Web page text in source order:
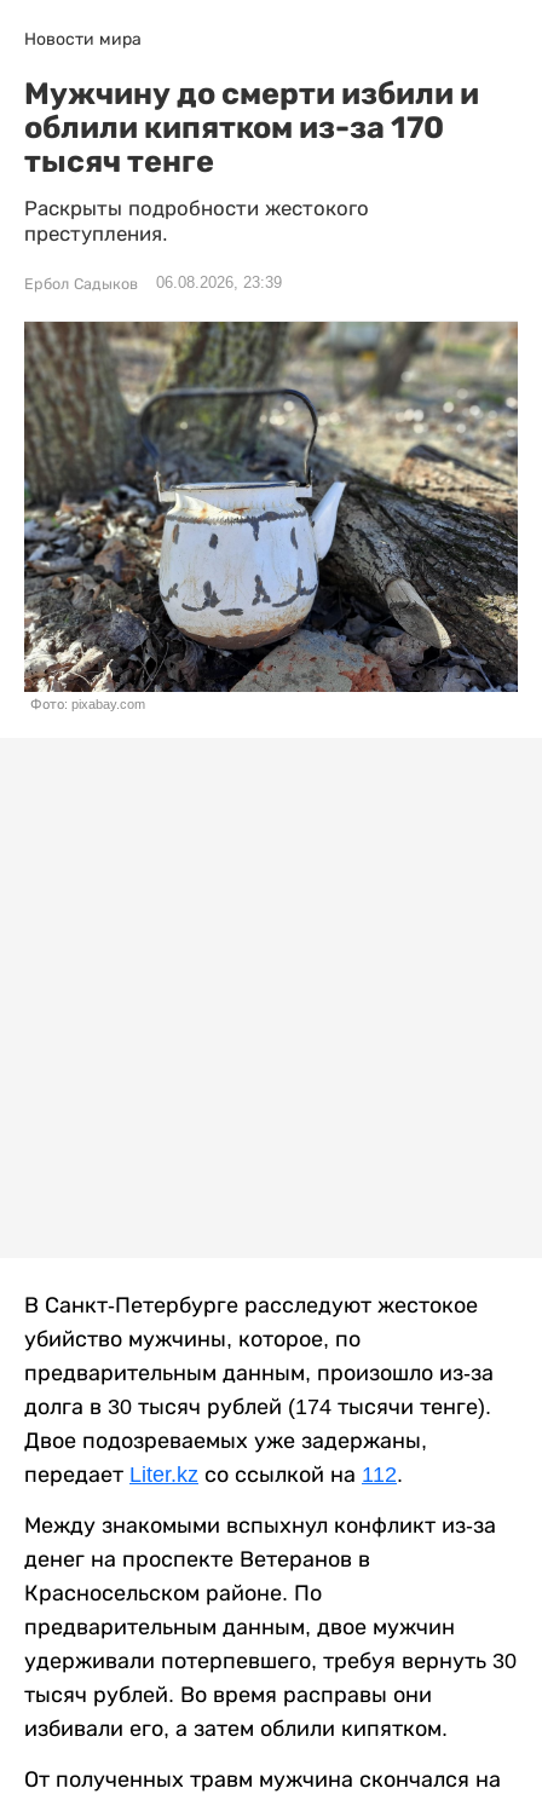
Новости мира
Мужчину до смерти избили и
облили кипятком из-за 170
тысяч тенге
Раскрыты подробности жестокого
преступления.
Ербол Садыков 06.08.2026, 23:39
Фото: pixabay.com
В Санкт-Петербурге расследуют жестокое
убийство мужчины, которое, по
предварительным данным, произошло из-за
долга в 30 тысяч рублей (174 тысячи тенге).
Двое подозреваемых уже задержаны,
передает Liter.kz со ссылкой на 112.
Между знакомыми вспыхнул конфликт из-за
денег на проспекте Ветеранов в
Красносельском районе. По
предварительным данным, двое мужчин
удерживали потерпевшего, требуя вернуть 30
тысяч рублей. Во время расправы они
избивали его, а затем облили кипятком.
От полученных травм мужчина скончался на